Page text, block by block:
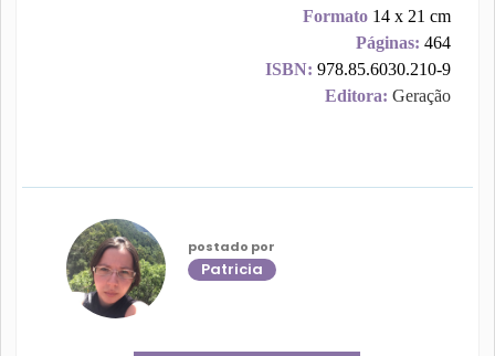
Formato 14 x 21 cm
Páginas: 464
ISBN: 978.85.6030.210-9
Editora: Geração
postado por
Patricia